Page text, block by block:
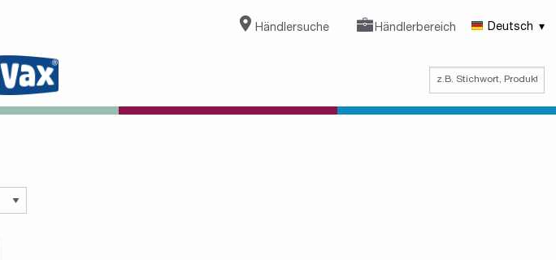
Händlersuche Händlerbereich Deutsch